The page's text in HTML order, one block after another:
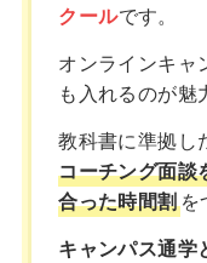
クールです。
オンラインキャ
も入れるのが魅
教科書に準拠し
コーチング面談
合った時間割を
キャンパス通学